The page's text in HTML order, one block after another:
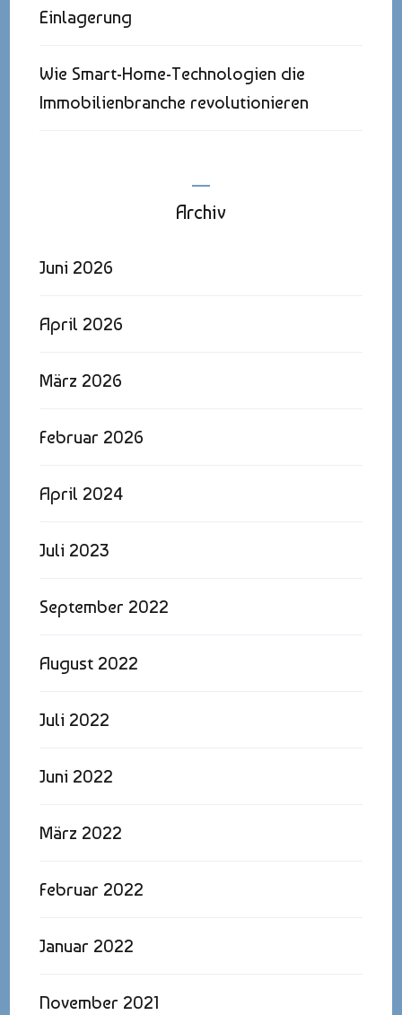
Einlagerung
Wie Smart-Home-Technologien die
Immobilienbranche revolutionieren
Archiv
Juni 2026
April 2026
März 2026
Februar 2026
April 2024
Juli 2023
September 2022
August 2022
Juli 2022
Juni 2022
März 2022
Februar 2022
Januar 2022
November 2021